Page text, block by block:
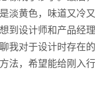
淡黄色，味道又冷
到设计师和产品经
我对于设计时存在
法，希望能给刚入